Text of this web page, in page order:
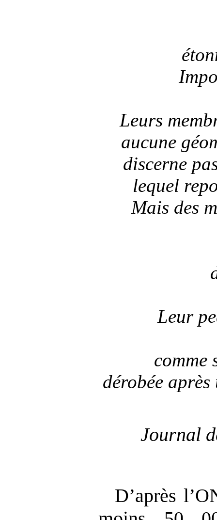
Leurs
aucune
discerne
lequel
Mais des
Leur
comme
dérobée
Journal
D’après